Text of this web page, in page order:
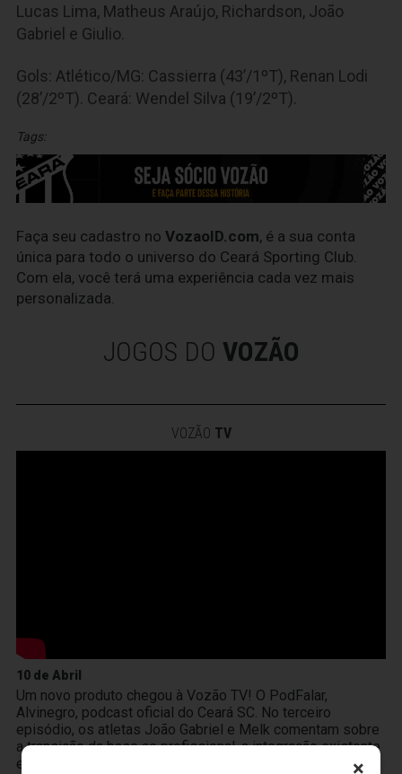
×
Lucas Lima, Matheus Araújo, Richardson, João
Gabriel e Giulio.
Gols: Atlético/MG: Cassierra (43’/1ºT), Renan Lodi
(28’/2ºT). Ceará: Wendel Silva (19’/2ºT).
Tags:
Faça seu cadastro no VozaoID.com, é a sua conta
única para todo o universo do Ceará Sporting Club.
Com ela, você terá uma experiência cada vez mais
personalizada.
JOGOS DO VOZÃO
VOZÃO TV
10 de Abril
Um novo produto chegou à Vozão TV! O PodFalar,
Alvinegro, podcast oficial do Ceará SC. No terceiro
episódio, os atletas João Gabriel e Melk comentam sobre
a transição da base ao profissional, a integração existente
entre Cidade Vozão e Porangabuçu e o m